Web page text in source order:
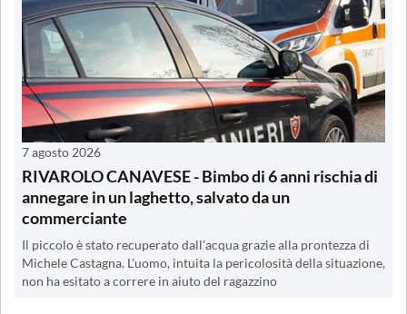
7 agosto 2026
RIVAROLO CANAVESE - Bimbo di 6 anni rischia di
annegare in un laghetto, salvato da un
commerciante
Il piccolo è stato recuperato dall'acqua grazie alla prontezza di
Michele Castagna. L'uomo, intuita la pericolosità della situazione,
non ha esitato a correre in aiuto del ragazzino